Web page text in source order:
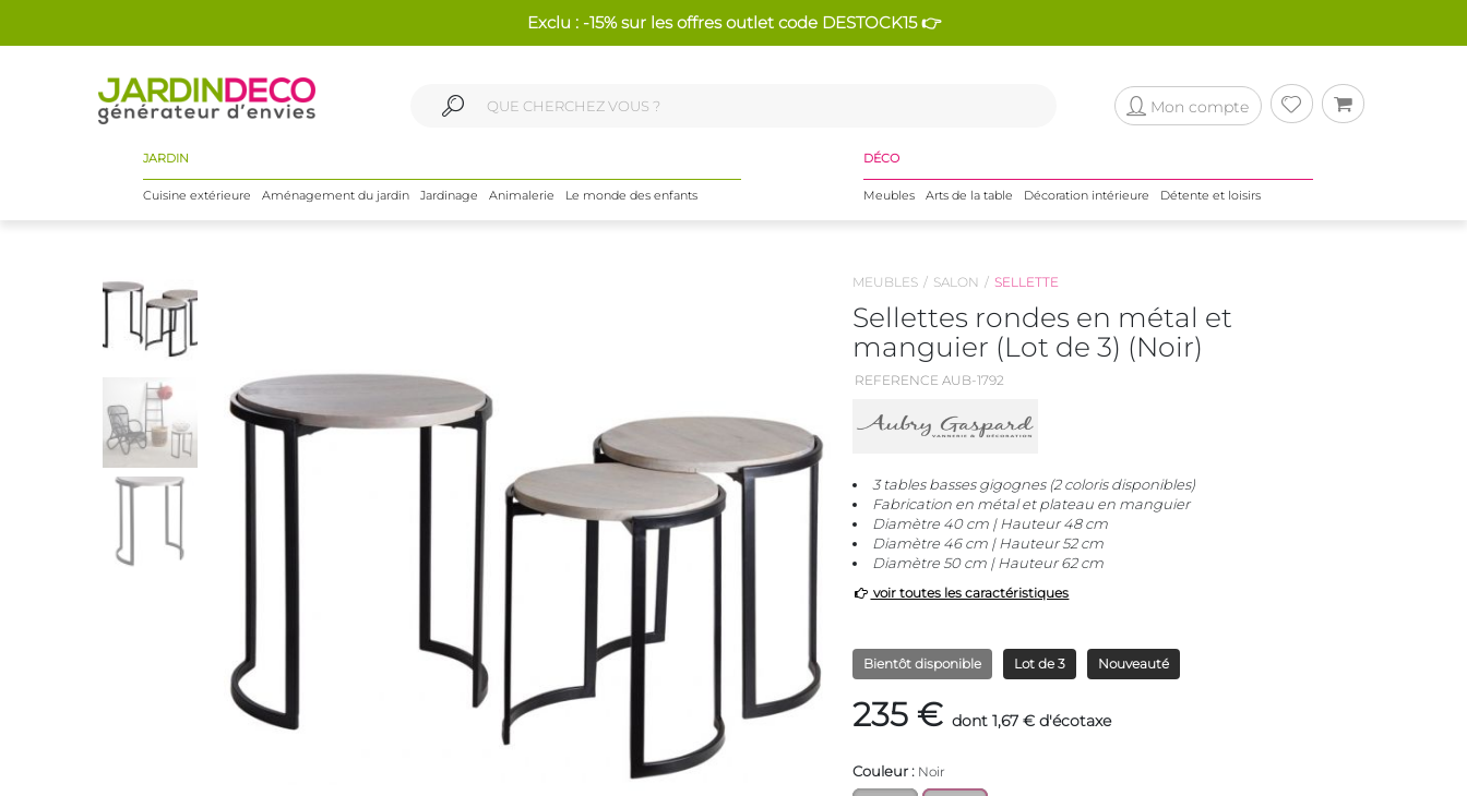
Exclu : -15% sur les offres outlet code DESTOCK15 👉
Mon compte
JARDIN
Cuisine extérieure Aménagement du jardin Jardinage Animalerie Le monde des enfants
DÉCO
Meubles Arts de la table Décoration intérieure Détente et loisirs
MEUBLES SALON SELLETTE
Sellettes rondes en métal et
manguier (Lot de 3) (Noir)
REFERENCE AUB-1792
3 tables basses gigognes (2 coloris disponibles)
Fabrication en métal et plateau en manguier
Diamètre 40 cm | Hauteur 48 cm
Diamètre 46 cm | Hauteur 52 cm
Diamètre 50 cm | Hauteur 62 cm
voir toutes les caractéristiques
Bientôt disponible Lot de 3 Nouveauté
235 € dont 1,67 € d'écotaxe
Couleur : Noir